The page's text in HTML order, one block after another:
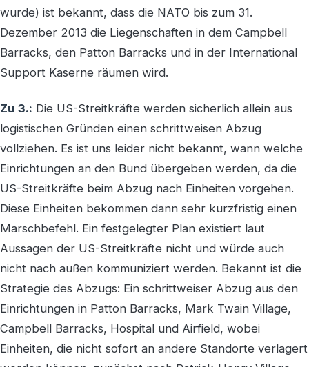
wurde) ist bekannt, dass die NATO bis zum 31.
Dezember 2013 die Liegenschaften in dem Campbell
Barracks, den Patton Barracks und in der International
Support Kaserne räumen wird.
Zu 3.: Die US-Streitkräfte werden sicherlich allein aus
logistischen Gründen einen schrittweisen Abzug
vollziehen. Es ist uns leider nicht bekannt, wann welche
Einrichtungen an den Bund übergeben werden, da die
US-Streitkräfte beim Abzug nach Einheiten vorgehen.
Diese Einheiten bekommen dann sehr kurzfristig einen
Marschbefehl. Ein festgelegter Plan existiert laut
Aussagen der US-Streitkräfte nicht und würde auch
nicht nach außen kommuniziert werden. Bekannt ist die
Strategie des Abzugs: Ein schrittweiser Abzug aus den
Einrichtungen in Patton Barracks, Mark Twain Village,
Campbell Barracks, Hospital und Airfield, wobei
Einheiten, die nicht sofort an andere Standorte verlagert